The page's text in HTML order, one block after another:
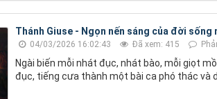
Thánh Giuse - Ngọn nến sáng của đời sống
04/03/2026 16:02:43 Đã xem: 415
Ngài biến mỗi nhát đục, nhát bào, mỗi giọt
đục, tiếng cưa thành một bài ca phó thác và